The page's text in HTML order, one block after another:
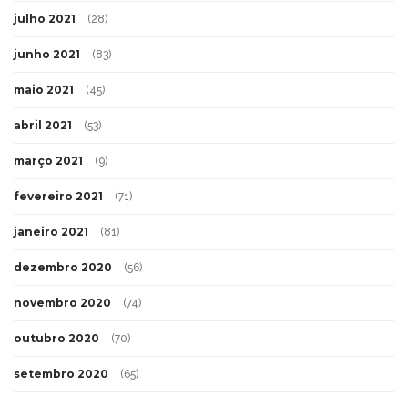
julho 2021 (28)
junho 2021 (83)
maio 2021 (45)
abril 2021 (53)
março 2021 (9)
fevereiro 2021 (71)
janeiro 2021 (81)
dezembro 2020 (56)
novembro 2020 (74)
outubro 2020 (70)
setembro 2020 (65)